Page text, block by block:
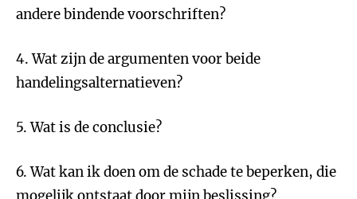
andere bindende voorschriften?
4. Wat zijn de argumenten voor beide
handelingsalternatieven?
5. Wat is de conclusie?
6. Wat kan ik doen om de schade te beperken, die